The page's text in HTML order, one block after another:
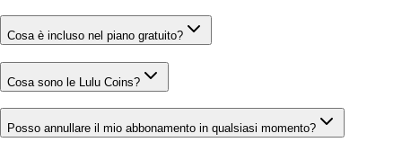
Cosa è incluso nel piano gratuito?
Cosa sono le Lulu Coins?
Posso annullare il mio abbonamento in qualsiasi momento?